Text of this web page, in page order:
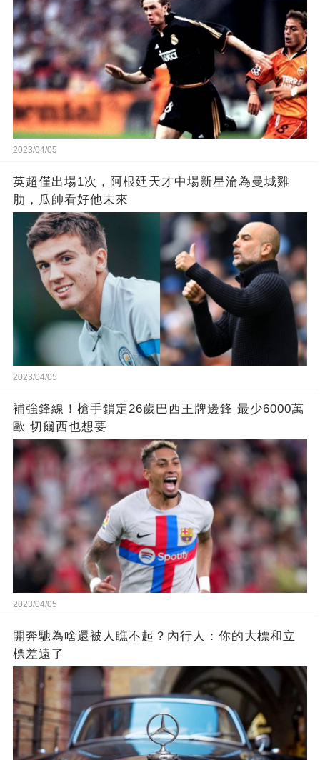
2023/04/05
英超僅出場1次，阿根廷天才中場新星淪為曼城雞
肋，瓜帥看好他未來
2023/04/05
補強鋒線！槍手鎖定26歲巴西王牌邊鋒 最少6000萬
歐 切爾西也想要
2023/04/05
開奔馳為啥還被人瞧不起？內行人：你的大標和立
標差遠了